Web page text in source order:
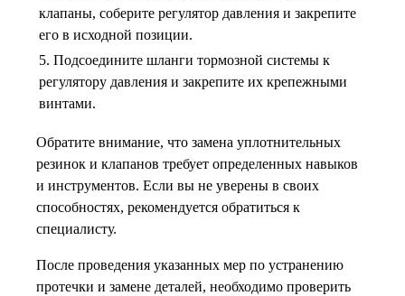
клапаны, соберите регулятор давления и закрепите
его в исходной позиции.
5. Подсоедините шланги тормозной системы к
регулятору давления и закрепите их крепежными
винтами.
Обратите внимание, что замена уплотнительных
резинок и клапанов требует определенных навыков
и инструментов. Если вы не уверены в своих
способностях, рекомендуется обратиться к
специалисту.
После проведения указанных мер по устранению
протечки и замене деталей, необходимо проверить